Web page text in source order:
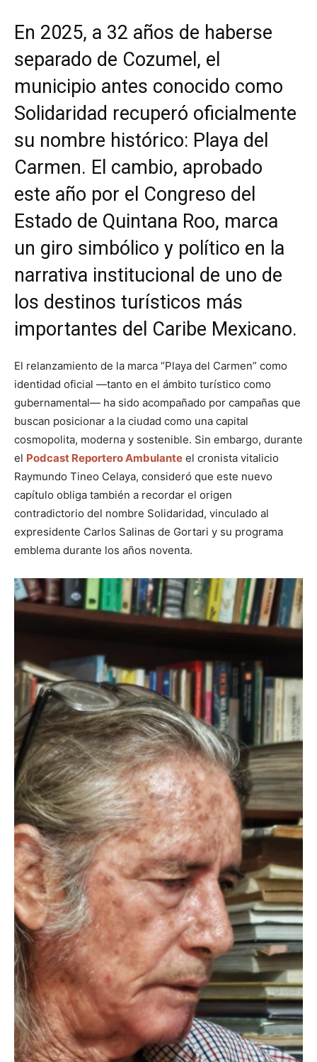
En 2025, a 32 años de haberse
separado de Cozumel, el
municipio antes conocido como
Solidaridad recuperó oficialmente
su nombre histórico: Playa del
Carmen. El cambio, aprobado
este año por el Congreso del
Estado de Quintana Roo, marca
un giro simbólico y político en la
narrativa institucional de uno de
los destinos turísticos más
importantes del Caribe Mexicano.
El relanzamiento de la marca “Playa del Carmen” como
identidad oficial —tanto en el ámbito turístico como
gubernamental— ha sido acompañado por campañas que
buscan posicionar a la ciudad como una capital
cosmopolita, moderna y sostenible. Sin embargo, durante
el Podcast Reportero Ambulante el cronista vitalicio
Raymundo Tineo Celaya, consideró que este nuevo
capítulo obliga también a recordar el origen
contradictorio del nombre Solidaridad, vinculado al
expresidente Carlos Salinas de Gortari y su programa
emblema durante los años noventa.